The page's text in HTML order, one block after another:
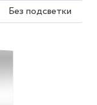
Без подсветки